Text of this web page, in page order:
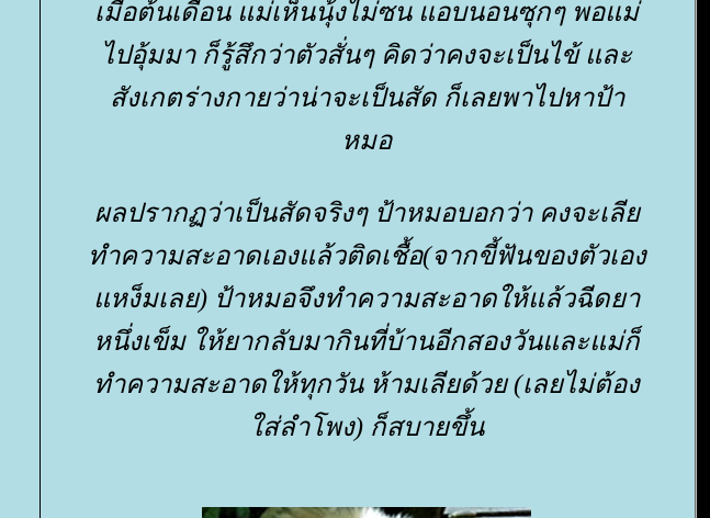
เมื่อต้นเดือน แม่เห็นนุ้งไม่ซน แอบนอนซุกๆ พอแม่
ไปอุ้มมา ก็รู้สึกว่าตัวสั่นๆ คิดว่าคงจะเป็นไข้ และ
สังเกตร่างกายว่าน่าจะเป็นสัด ก็เลยพาไปหาป้า
หมอ
ผลปรากฏว่าเป็นสัดจริงๆ ป้าหมอบอกว่า คงจะเลี
ทำความสะอาดเองแล้วติดเชื้อ(จากขี้ฟันของตัวเอง
หง็มเลย) ป้าหมอจึงทำความสะอาดให้แล้วฉีดยา
หนึ่งเข็ม ให้ยากลับมากินที่บ้านอีกสองวันและแม่ก็
ทำความสะอาดให้ทุกวัน ห้ามเลียด้วย (เลยไม่ต้อง
ส่ลำโพง) ก็สบายขึ้น